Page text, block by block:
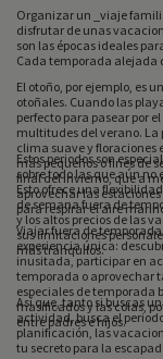
Organizar un _viaje
disfrutar de unas
son las épocas ideales
Cada temporada alejada
El otoño, por ejemplo, es
otoñales. Cuando las
perfecto para pasear por
multitudes del verano. La
clima suave y floraciones
más pequeños o fines de
final del invierno, que a
aprovechar las
para respirar el aire
Estos periodos son
sobre todo las que aún
Esto ofrece una
de semana fuera de
y los altos precios de las
sus limitaciones
más tranquilos.
Viajar fuera de
experiencia única:
inusitada, participar en
temporada o aprovechar
especiales de temporada
masificados y las colas,
entre padres e hijos.
Así que, tanto si buscas
actividad, busca el
planificación, las
tu secreto para la